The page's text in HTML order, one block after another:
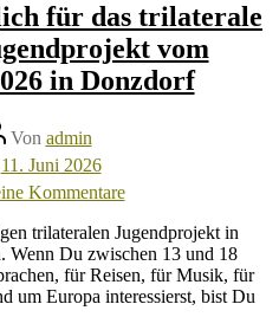
für das trilaterale
vom
in Donzdorf
Von admin
11. Juni 2026
Kommentarezu
Anmeldungen
möglich
für
das
trilaterale
trilateralen Jugendprojekt in
Wenn Du zwischen 13 und 18
für Reisen, für Musik, für
um Europa interessierst, bist Du